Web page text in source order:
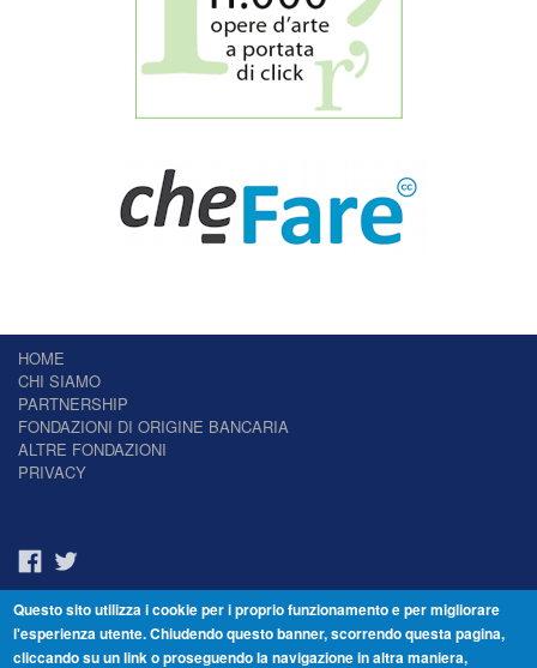
HOME
CHI SIAMO
PARTNERSHIP
FONDAZIONI DI ORIGINE BANCARIA
ALTRE FONDAZIONI
PRIVACY
Il Giornale delle Fondazioni - Periodico telematico
Reg. Tribunale n.7 del 22/07/2014 – ISSN 2421-2466
© Fondazione Venezia 2000 - Dorsoduro 3488/U - 30123 Venezia - Italia -
Questo sito utilizza i cookie per i proprio funzionamento e per migliorare
l'esperienza utente. Chiudendo questo banner, scorrendo questa pagina,
cliccando su un link o proseguendo la navigazione in altra maniera,